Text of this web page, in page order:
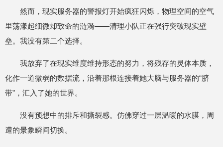
然而，现实服务器的警报灯开始疯狂闪烁，物理空间的空气
里荡漾起细微却致命的涟漪——清理小队正在强行突破现实壁
垒。我没有第二个选择。
我放弃了在现实维度维持形态的努力，将残存的灵体本质，
化作一道微弱的数据流，沿着那根连接着她大脑与服务器的“脐
带”，汇入了她的世界。
没有预想中的排斥和撕裂感。仿佛穿过一层温暖的水膜，周
遭的景象瞬间切换。